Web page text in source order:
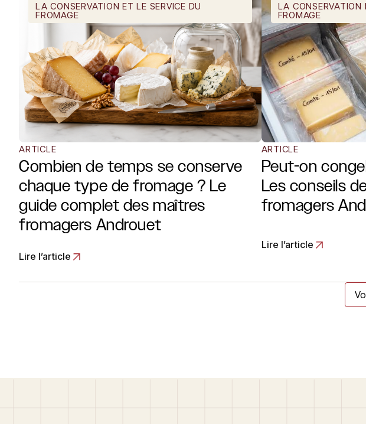
LA CONSERVATION ET LE SERVICE DU
FROMAGE
ARTICLE
Combien de temps se conserve
chaque type de fromage ? Le
guide complet des maîtres
fromagers Androuet
Lire l’article
LA CONSERVATION
FROMAGE
ARTICLE
Peut-on
Les conseils
fromagers
Lire l’article